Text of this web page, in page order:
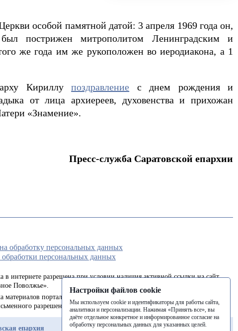
особой памятной датой: 3 апреля 1969 года он,
пострижен митрополитом Ленинградским и
же года им же рукоположен во иеродиакона, а 1
Кириллупоздравление с днем рождения и
от лица архиереев, духовенства и прихожан
«Знамение».
Пресс-служба Саратовской епархии
обработку персональных данных
персональных данных
в интернете разрешена при условии наличия активной ссылки на сайт
Поволжье».
материалов портала в печатных изданиях (книгах, прессе) возможна
разрешения редакции.
епархия Балашовская епархия Балаковская епархия
Настройки файлов cookie
Мы используем cookie и идентификаторы для работы сайта,
аналитики и персонализации. Нажимая «Принять все», вы
даёте отдельное конкретное и информированное согласие на
обработку персональных данных для указанных целей.